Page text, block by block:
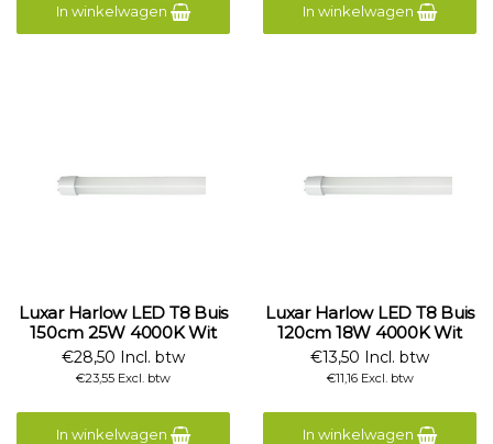
In winkelwagen In winkelwagen
Luxar Harlow LED T8 Buis
150cm 25W 4000K Wit
€28,50 Incl. btw
€23,55 Excl. btw
In winkelwagen
Luxar Harlow LED T8 Buis
120cm 18W 4000K Wit
€13,50 Incl. btw
€11,16 Excl. btw
In winkelwagen